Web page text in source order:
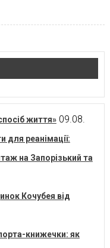
життя» 09.08.
для реанімації:
на Запорізький та
Кочубея від
книжечки: як